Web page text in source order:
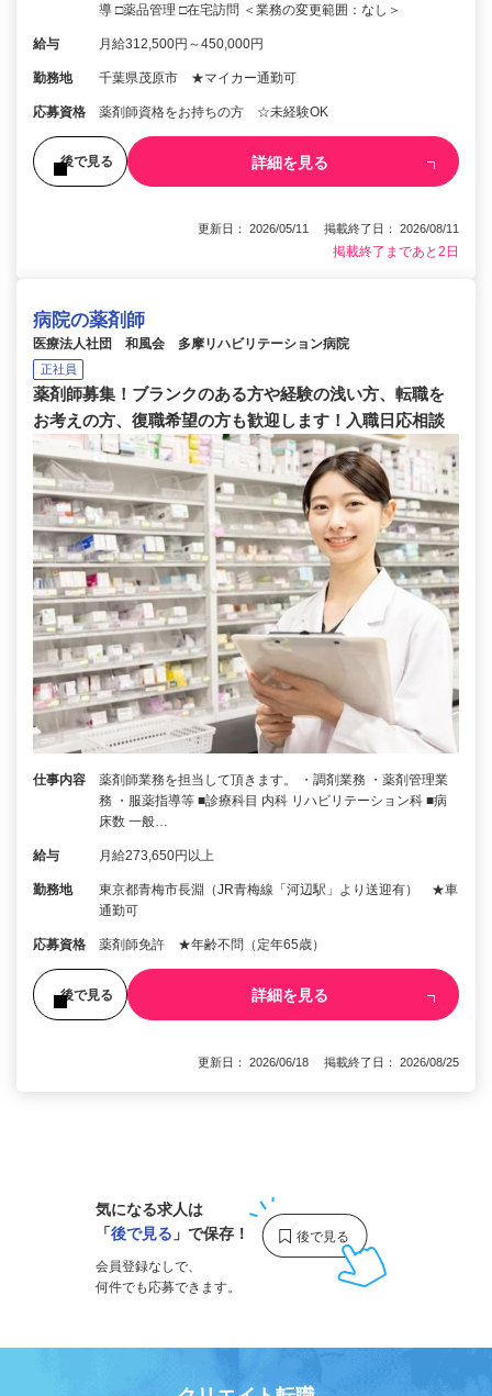
導 □薬品管理 □在宅訪問 ＜業務の変更範囲：なし＞
給与 月給312,500円～450,000円
勤務地 千葉県茂原市 ★マイカー通勤可
応募資格 薬剤師資格をお持ちの方 ☆未経験OK
後で見る 詳細を見る
更新日： 2026/05/11 掲載終了日： 2026/08/11
掲載終了まであと2日
病院の薬剤師
医療法人社団 和風会 多摩リハビリテーション病院
正社員
薬剤師募集！ブランクのある方や経験の浅い方、転職を
お考えの方、復職希望の方も歓迎します！入職日応相談
仕事内容
薬剤師業務を担当して頂きます。 ・調剤業務 ・薬剤管理業
務 ・服薬指導等 ■診療科目 内科 リハビリテーション科 ■病
床数 一般…
給与 月給273,650円以上
勤務地
東京都青梅市長淵（JR青梅線「河辺駅」より送迎有） ★車
通勤可
応募資格 薬剤師免許 ★年齢不問（定年65歳）
後で見る 詳細を見る
更新日： 2026/06/18 掲載終了日： 2026/08/25
気になる求人は
「後で見る 」で保存！
会員登録なしで、
何件でも応募できます。